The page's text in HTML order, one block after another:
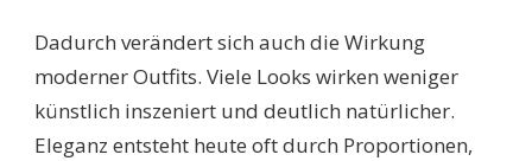
Dadurch verändert sich auch die Wirkung
moderner Outfits. Viele Looks wirken weniger
künstlich inszeniert und deutlich natürlicher.
Eleganz entsteht heute oft durch Proportionen,